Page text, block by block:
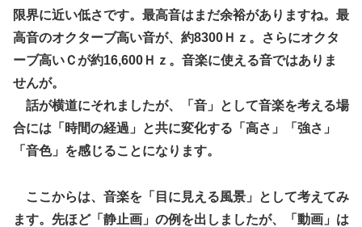
限界に近い低さです。最高音はまだ余裕がありますね。最
高音のオクターブ高い音が、約8300Ｈｚ。さらにオクタ
ーブ高いＣが約16,600Ｈｚ。音楽に使える音ではありま
せんが。
話が横道にそれましたが、「音」として音楽を考える場
合には「時間の経過」と共に変化する「高さ」「強さ」
「音色」を感じることになります。
ここからは、音楽を「目に見える風景」として考えてみ
ます。先ほど「静止画」の例を出しましたが、「動画」は